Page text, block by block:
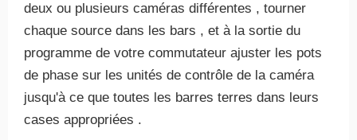
deux ou plusieurs caméras différentes , tourner
chaque source dans les bars , et à la sortie du
programme de votre commutateur ajuster les pots
de phase sur les unités de contrôle de la caméra
jusqu'à ce que toutes les barres terres dans leurs
cases appropriées .